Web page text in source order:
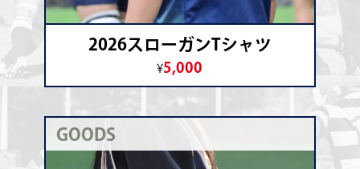
2026スローガンTシャツ
¥5,000
GOODS